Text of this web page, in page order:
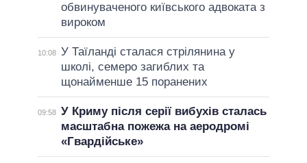
обвинуваченого київського адвоката з
вироком
10:08 У Таїланді сталася стрілянина у
школі, семеро загиблих та
щонайменше 15 поранених
09:58 У Криму після серії вибухів сталась
масштабна пожежа на аеродромі
«Гвардійське»